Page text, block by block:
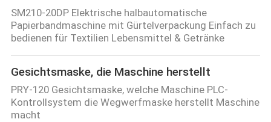
SM210-20DP Elektrische halbautomatische
Papierbandmaschine mit Gürtelverpackung Einfach zu
bedienen für Textilien Lebensmittel & Getränke
Gesichtsmaske, die Maschine herstellt
PRY-120 Gesichtsmaske, welche Maschine PLC-
Kontrollsystem die Wegwerfmaske herstellt Maschine
macht